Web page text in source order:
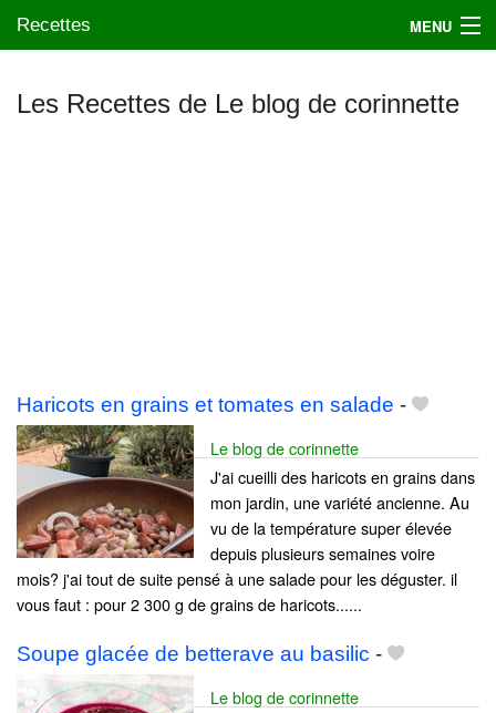
Recettes MENU
Les Recettes de Le blog de corinnette
Haricots en grains et tomates en salade -
Le blog de corinnette
J'ai cueilli des haricots en grains dans
mon jardin, une variété ancienne. Au
vu de la température super élevée
depuis plusieurs semaines voire
mois? j'ai tout de suite pensé à une salade pour les déguster. il
vous faut : pour 2 300 g de grains de haricots......
Soupe glacée de betterave au basilic -
Le blog de corinnette